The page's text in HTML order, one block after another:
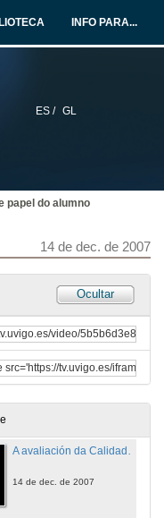
INFO PARA...
ES / GL
papel do alumno
14 de dec. de 2007
Ocultar
O alumno e a Calidade no EEES
13 de dec. de 2007
A calidade nos Estudos Superiores. A necesidade dun aprendizaxe significativo
Taller práctico
13 de dec. de 2007
A avaliación da Calidade no marco do EEES. O importante papel do alumno
14 de dec. de 2007